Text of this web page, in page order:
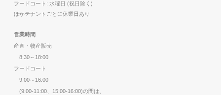
フードコート: 水曜日 (祝日除く)
ほかテナントごとに休業日あり
営業時間
産直・物産販売
8:30～18:00
フードコート
9:00～16:00
(9:00-11:00、15:00-16:00)の間は、